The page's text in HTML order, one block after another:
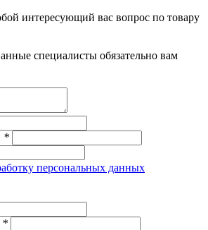
интересующий вас вопрос по товару
специалисты обязательно вам
*
персональных данных
*